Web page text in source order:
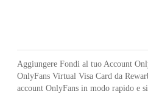
Aggiungere Fondi al tuo Account
OnlyFans Virtual Visa Card da
account OnlyFans in modo rapido e